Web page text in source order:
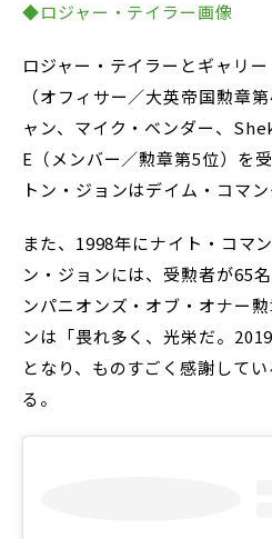
◆ロジャー・テイラー画像
ロジャー・テイラーとギャリ
（オフィサー／大英帝国勲章
ャン、マイク・ベンダー、
E（メンバー／勲章第5位）を
トン・ジョンはデイム・コマン
また、1998年にナイト・コマ
ン・ジョンには、受勲者が65
ンパニオンズ・オブ・オナー
ンは「畏れ多く、光栄だ。
となり、ものすごく感謝して
る。